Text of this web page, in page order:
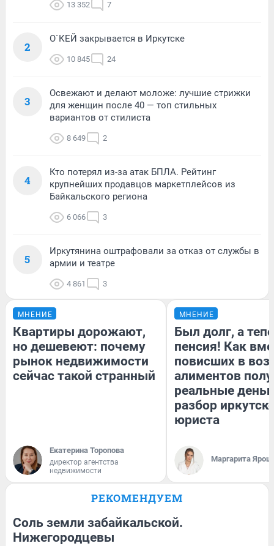
13 352 7
2
О`КЕЙ закрывается в Иркутске
10 845 24
3
Освежают и делают моложе: лучшие стрижки
для женщин после 40 — топ стильных
вариантов от стилиста
8 649 2
4
Кто потерял из-за атак БПЛА. Рейтинг
крупнейших продавцов маркетплейсов из
Байкальского региона
6 066 3
5
Иркутянина оштрафовали за отказ от службы в
армии и театре
4 861 3
МНЕНИЕ
Квартиры дорожают,
но дешевеют: почему
рынок недвижимости
сейчас такой странный
Екатерина Торопова
директор агентства
недвижимости
МНЕНИЕ
Был долг, а
пенсия! Как
повисших в
алиментов
реальные
разбор
юриста
Маргарита
РЕКОМЕНДУЕМ
Соль земли забайкальской.
Нижегородцевы